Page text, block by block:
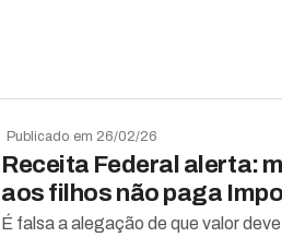
Publicado em 26/02/26
Receita Federal alerta:
aos filhos não paga
É falsa a alegação de que valor